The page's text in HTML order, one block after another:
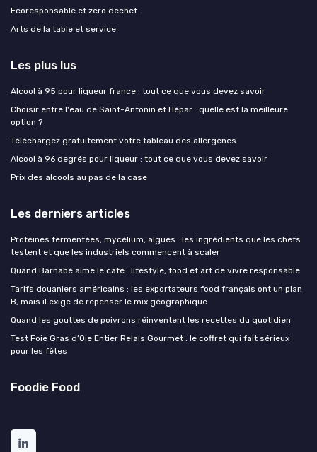
Ecoresponsable et zero dechet
Arts de la table et service
Les plus lus
Alcool à 95 pour liqueur france : tout ce que vous devez savoir
Choisir entre l'eau de Saint-Antonin et Hépar : quelle est la meilleure
option ?
Téléchargez gratuitement votre tableau des allergènes
Alcool à 96 degrés pour liqueur : tout ce que vous devez savoir
Prix des alcools au pas de la case
Les derniers articles
Protéines fermentées, mycélium, algues : les ingrédients que les chefs
testent et que les industriels commencent à scaler
Quand Barnabé aime le café : lifestyle, food et art de vivre responsable
Tarifs douaniers américains : les exportateurs food français ont un plan
B, mais il exige de repenser le mix géographique
Quand les gouttes de poivrons réinventent les recettes du quotidien
Test Foie Gras d’Oie Entier Relais Gourmet : le coffret qui fait sérieux
pour les fêtes
Foodie Food